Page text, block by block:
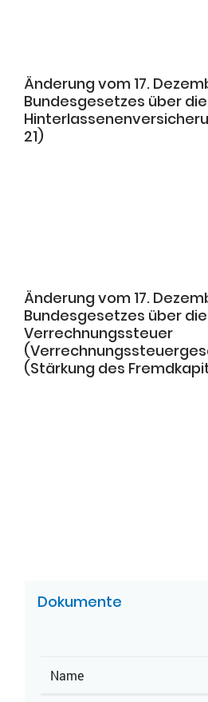
Änderung vom 17.
Bundesgesetzes über
21)
Änderung vom 17.
Bundesgesetzes über die
Verrechnungssteuer
(Stärkung des
Dokumente
Name